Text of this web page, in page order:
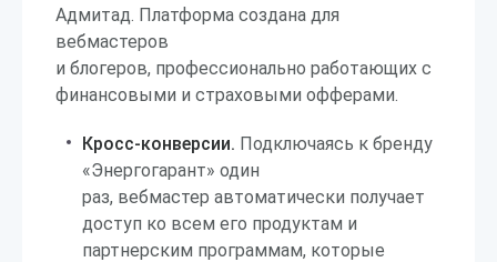
Адмитад. Платформа создана для
вебмастеров
и блогеров, профессионально работающих с
финансовыми и страховыми офферами.
Кросс-конверсии. Подключаясь к бренду
«Энергогарант» один
раз, вебмастер автоматически получает
доступ ко всем его продуктам и
партнерским программам, которые